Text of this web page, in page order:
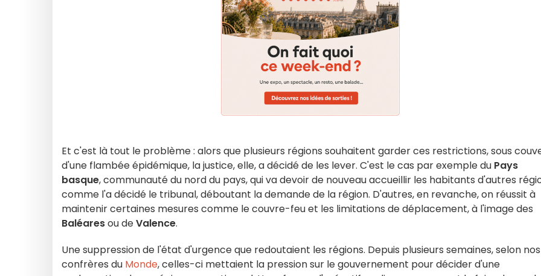
Et c'est là tout le problème : alors que plusieurs régions souhaitent garder ces restrictions, sous
d'une flambée épidémique, la justice, elle, a décidé de les lever. C'est le cas par exemple du Pays
basque, communauté du nord du pays, qui va devoir de nouveau accueillir les habitants d'autres
comme l'a décidé le tribunal, déboutant la demande de la région. D'autres, en revanche, on réussit à
maintenir certaines mesures comme le couvre-feu et les limitations de déplacement, à l'image des
Baléaresou deValence.
Une suppression de l'état d'urgence que redoutaient les régions. Depuis plusieurs semaines, selon nos
confrères du Monde, celles-ci mettaient la pression sur le gouvernement pour décider d'une